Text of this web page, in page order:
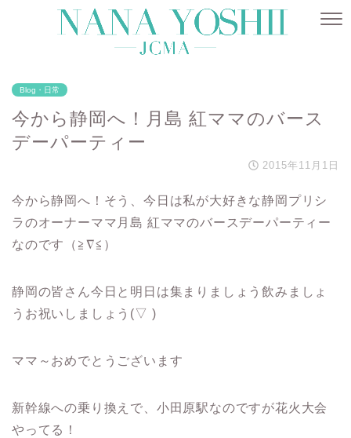
Blog・日常
今から静岡へ！月島 紅ママのバース
デーパーティー
2015年11月1日
今から静岡へ！そう、今日は私が大好きな静岡プリシ
ラのオーナーママ月島 紅ママのバースデーパーティー
なのです（≧∇≦）
静岡の皆さん今日と明日は集まりましょう飲みましょ
うお祝いしましょう(▽ )
ママ～おめでとうございます
新幹線への乗り換えで、小田原駅なのですが花火大会
やってる！